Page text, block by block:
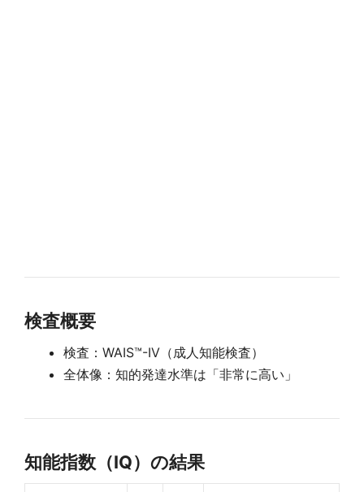
検査概要
検査：WAIS™-IV（成人知能検査）
全体像：知的発達水準は「非常に高い」
知能指数（IQ）の結果